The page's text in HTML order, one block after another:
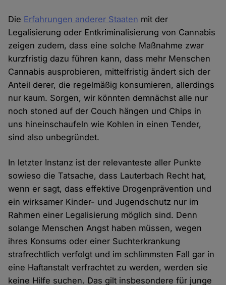
Die Erfahrungen anderer Staaten mit der
Legalisierung oder Entkriminalisierung von Cannabis
zeigen zudem, dass eine solche Maßnahme zwar
kurzfristig dazu führen kann, dass mehr Menschen
Cannabis ausprobieren, mittelfristig ändert sich der
Anteil derer, die regelmäßig konsumieren, allerdings
nur kaum. Sorgen, wir könnten demnächst alle nur
noch stoned auf der Couch hängen und Chips in
uns hineinschaufeln wie Kohlen in einen Tender,
sind also unbegründet.
In letzter Instanz ist der relevanteste aller Punkte
sowieso die Tatsache, dass Lauterbach Recht hat,
wenn er sagt, dass effektive Drogenprävention und
ein wirksamer Kinder- und Jugendschutz nur im
Rahmen einer Legalisierung möglich sind. Denn
solange Menschen Angst haben müssen, wegen
ihres Konsums oder einer Suchterkrankung
strafrechtlich verfolgt und im schlimmsten Fall gar in
eine Haftanstalt verfrachtet zu werden, werden sie
keine Hilfe suchen. Das gilt insbesondere für junge